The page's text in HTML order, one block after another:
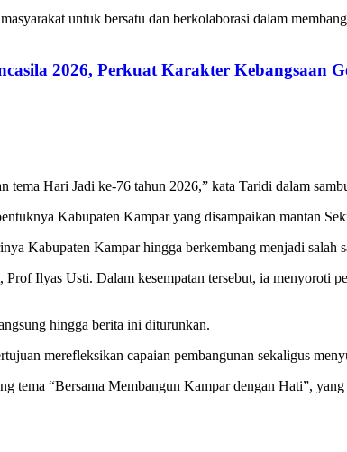
untuk bersatu dan berkolaborasi dalam
2026, Perkuat Karakter Kebangsaan
tema Hari Jadi ke-76 tahun 2026,” kata Taridi dalam
Kabupaten Kampar yang disampaikan mantan
Kabupaten Kampar hingga berkembang menjadi salah
Ilyas Usti. Dalam kesempatan tersebut, ia menyoroti
hingga berita ini diturunkan.
merefleksikan capaian pembangunan sekaligus
tema “Bersama Membangun Kampar dengan Hati”,